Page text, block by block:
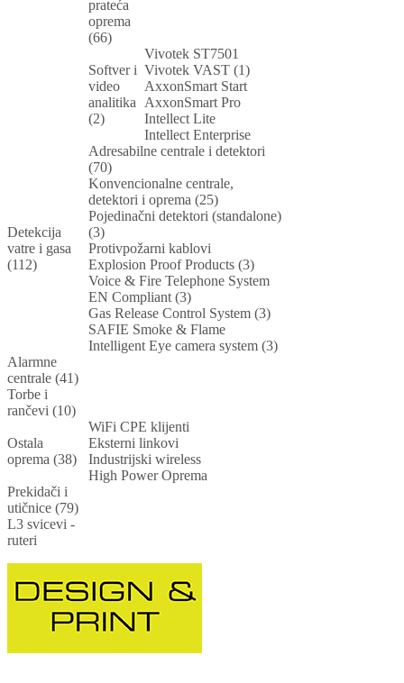
prateća
oprema
(66)
Softver i
video
analitika
(2)
Vivotek ST7501
Vivotek VAST (1)
AxxonSmart Start
AxxonSmart Pro
Intellect Lite
Intellect Enterprise
Detekcija
vatre i gasa
(112)
Adresabilne centrale i detektori
(70)
Konvencionalne centrale,
detektori i oprema (25)
Pojedinačni detektori (standalone)
(3)
Protivpožarni kablovi
Explosion Proof Products (3)
Voice & Fire Telephone System
EN Compliant (3)
Gas Release Control System (3)
SAFIE Smoke & Flame
Intelligent Eye camera system (3)
Alarmne
centrale (41)
Torbe i
rančevi (10)
Ostala
oprema (38)
WiFi CPE klijenti
Eksterni linkovi
Industrijski wireless
High Power Oprema
Prekidači i
utičnice (79)
L3 svicevi -
ruteri